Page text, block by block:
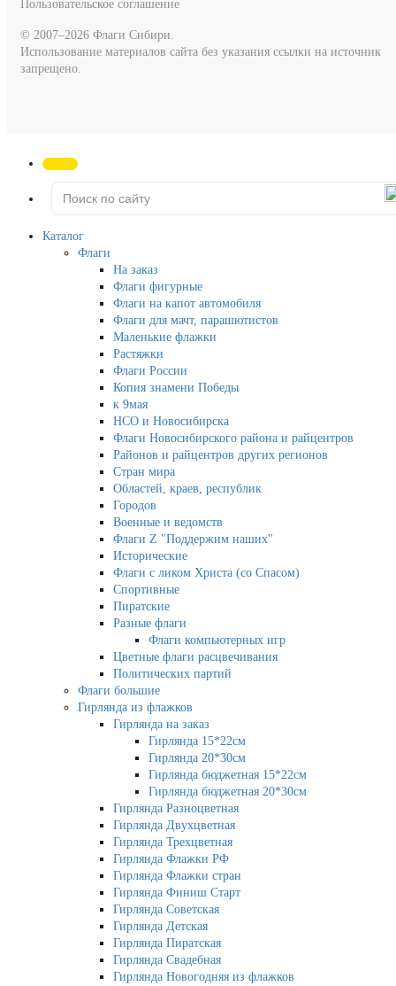
© 2007–2026 Флаги Сибири.
Использование материалов сайта без указания ссылки на источник
запрещено.
Пользовательское соглашение
Каталог
Флаги
На заказ
Флаги фигурные
Флаги на капот автомобиля
Флаги для мачт, парашютистов
Маленькие флажки
Растяжки
Флаги России
Копия знамени Победы
к 9мая
НСО и Новосибирска
Флаги Новосибирского района и райцентров
Районов и райцентров других регионов
Стран мира
Областей, краев, республик
Городов
Военные и ведомств
Флаги Z "Поддержим наших"
Исторические
Флаги с ликом Христа (со Спасом)
Спортивные
Пиратские
Разные флаги
Флаги компьютерных игр
Цветные флаги расцвечивания
Политических партий
Флаги большие
Гирлянда из флажков
Гирлянда на заказ
Гирлянда 15*22см
Гирлянда 20*30см
Гирлянда бюджетная 15*22см
Гирлянда бюджетная 20*30см
Гирлянда Разноцветная
Гирлянда Двухцветная
Гирлянда Трехцветная
Гирлянда Флажки РФ
Гирлянда Флажки стран
Гирлянда Финиш Старт
Гирлянда Советская
Гирлянда Детская
Гирлянда Пиратская
Гирлянда Свадебная
Гирлянда Новогодняя из флажков